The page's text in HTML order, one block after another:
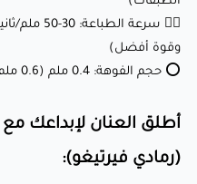
الحاويات، أو أجزاء سيارات
🎨 النماذج الفنية: درجة
والعصرية إلى الإبداعات الفنية.
لماذا يحبه العملاء؟
🏃‍♂️ سرعة
وقوة أفضل)
⭕ حجم الفوهة: 0.4 ملم (0.6 ملم موصى به للطباعات الكبيرة)
(رمادي فيرتيغو):